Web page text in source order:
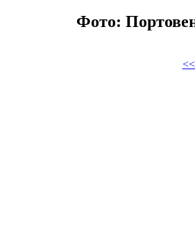
Фото: